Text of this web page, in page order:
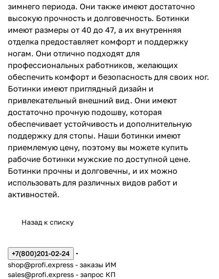
зимнего периода. Они также имеют достаточно
высокую прочность и долговечность. Ботинки
имеют размеры от 40 до 47, а их внутренняя
отделка предоставляет комфорт и поддержку
ногам. Они отлично подходят для
профессиональных работников, желающих
обеспечить комфорт и безопасность для своих ног.
Ботинки имеют приглядный дизайн и
привлекательный внешний вид. Они имеют
достаточно прочную подошву, которая
обеспечивает устойчивость и дополнительную
поддержку для стопы. Наши ботинки имеют
приемлемую цену, поэтому вы можете купить
рабочие ботинки мужские по доступной цене.
Ботинки прочны и долговечны, и их можно
использовать для различных видов работ и
активностей.
Назад к списку
+7(800)201-02-24
shop@profi.express - заказы ИМ
sales@profi.express - запрос КП